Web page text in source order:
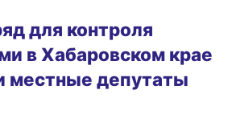
для контроля
в Хабаровском крае
местные депутаты